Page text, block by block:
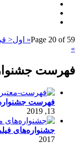
Page 20 of 59« اول<
»
فهرست
فهرست
13, 2019
جشنواره‌های
2017